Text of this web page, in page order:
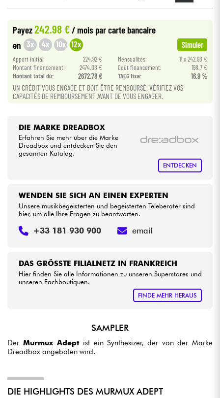
HiFi
Bundle
Sehen Sie sich unsere Marken an
Payez242.98 €/ mois par carte bancaire
en 3x 4x 10x 12x Simuler
Apport initial: 224.92 € Mensualités:
11 x 242.98 €
Montant financement:
2474.08 € Coût financement:
198.7 €
Montant total dù:
2672.78 € TAEG fixe: 16.9 %
UN CRÉDIT VOUS ENGAGE ET DOIT ÊTRE REMBOURSÉ. VÉRIFIEZ VOS
CAPACITÉS DE REMBOURSEMENT AVANT DE VOUS ENGAGER.
DIE MARKE DREADBOX
Erfahren Sie mehr über die Marke
Dreadbox und entdecken Sie den
gesamten Katalog.
ENTDECKEN
DAS GRÖSSTE FILIALNETZ IN FRANKREICH
Hier finden Sie alle Informationen zu unseren Superstores und
unseren Fachboutiquen.
FINDE MEHR HERAUS
WENDEN SIE SICH AN EINEN EXPERTEN
Unsere musikbegeisterten und begeisterten Teleberater sind
hier, um alle Ihre Fragen zu beantworten.
+33 181 930 900 email
SAMPLER
Der Murmux Adept ist ein Synthesizer, der von der Marke
Dreadbox angeboten wird.
DIE HIGHLIGHTS DES MURMUX ADEPT